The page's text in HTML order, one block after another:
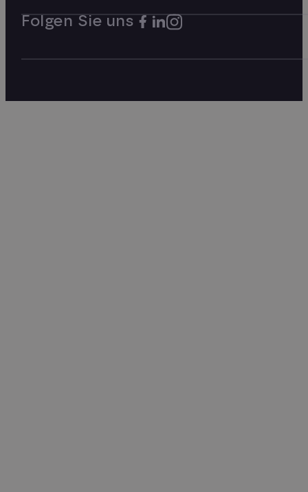
Folgen Sie uns Folgen Sie uns auf Facebook. Link
Folgen Sie uns auf LinkedIn.
Folgen Sie uns auf